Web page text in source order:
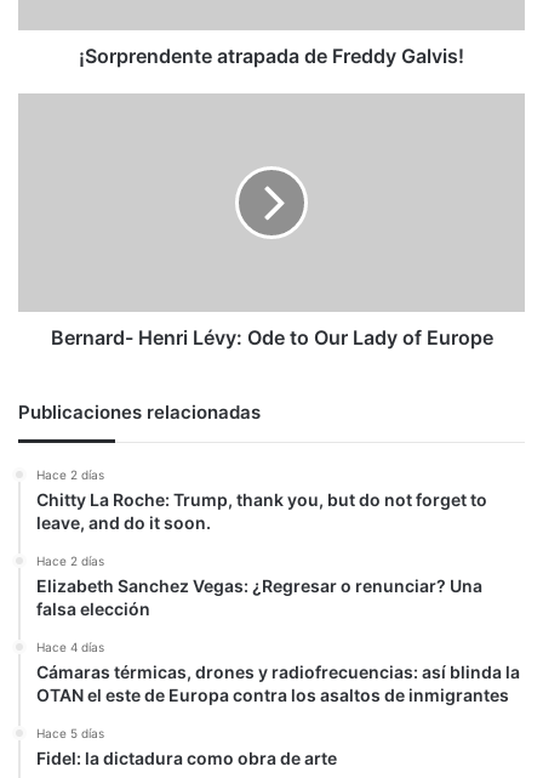
¡Sorprendente atrapada de Freddy Galvis!
Europe
Bernard- Henri Lévy: Ode to Our Lady of Europe
Publicaciones relacionadas
Hace 2 días
Chitty La Roche: Trump, thank you, but do not forget to
leave, and do it soon.
Hace 2 días
Elizabeth Sanchez Vegas: ¿Regresar o renunciar? Una
falsa elección
Hace 4 días
Cámaras térmicas, drones y radiofrecuencias: así blinda la
OTAN el este de Europa contra los asaltos de inmigrantes
Hace 5 días
Fidel: la dictadura como obra de arte